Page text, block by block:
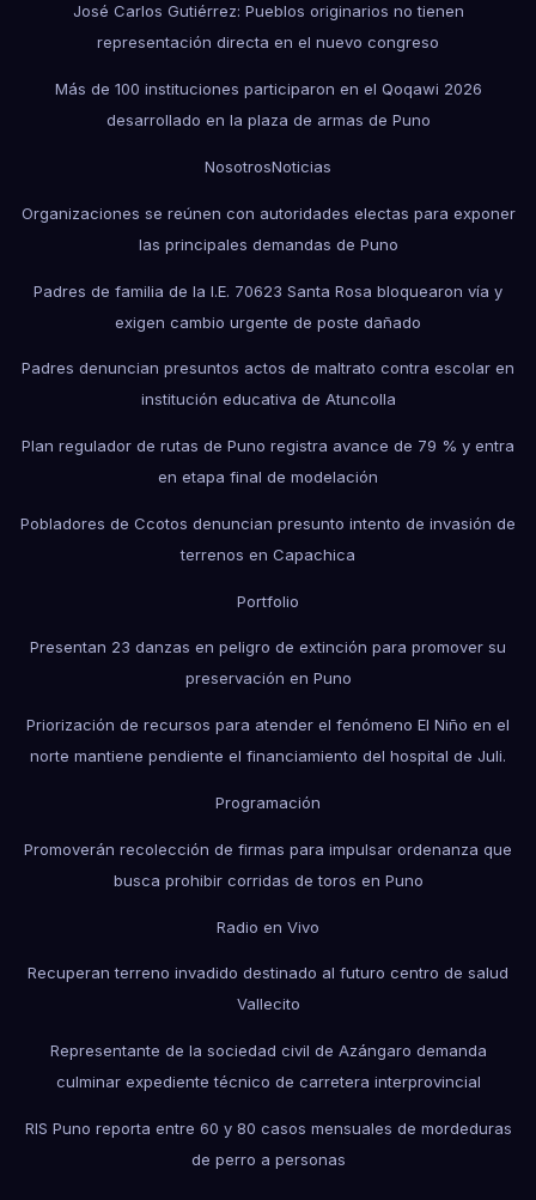
José Carlos Gutiérrez: Pueblos originarios no tienen
representación directa en el nuevo congreso
Más de 100 instituciones participaron en el Qoqawi 2026
desarrollado en la plaza de armas de Puno
NosotrosNoticias
Organizaciones se reúnen con autoridades electas para exponer
las principales demandas de Puno
Padres de familia de la I.E. 70623 Santa Rosa bloquearon vía y
exigen cambio urgente de poste dañado
Padres denuncian presuntos actos de maltrato contra escolar en
institución educativa de Atuncolla
Plan regulador de rutas de Puno registra avance de 79 % y entra
en etapa final de modelación
Pobladores de Ccotos denuncian presunto intento de invasión de
terrenos en Capachica
Portfolio
Presentan 23 danzas en peligro de extinción para promover su
preservación en Puno
Priorización de recursos para atender el fenómeno El Niño en el
norte mantiene pendiente el financiamiento del hospital de Juli.
Programación
Promoverán recolección de firmas para impulsar ordenanza que
busca prohibir corridas de toros en Puno
Radio en Vivo
Recuperan terreno invadido destinado al futuro centro de salud
Vallecito
Representante de la sociedad civil de Azángaro demanda
culminar expediente técnico de carretera interprovincial
RIS Puno reporta entre 60 y 80 casos mensuales de mordeduras
de perro a personas